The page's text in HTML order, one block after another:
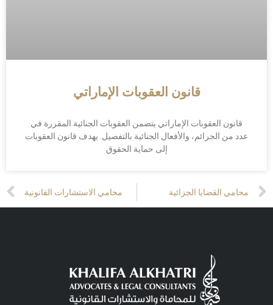
قانون العقوبات الإماراتي
قانون العقوبات الإماراتي يتضمن العقوبات الجنائية المقررة في
عدد من الجرائم، والأفعال الجنائية بالتفصيل. يهدف قانون العقوبات
إلى حماية الحقوق
Prev
محامي القضايا الجزائية محامي الاستشارات القانونية